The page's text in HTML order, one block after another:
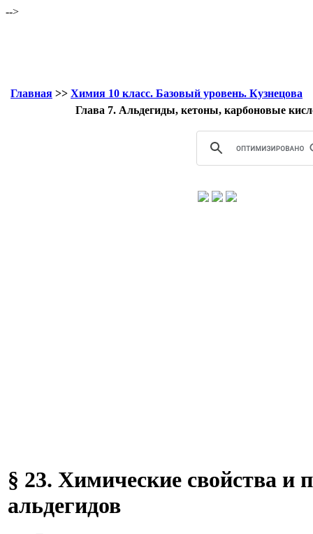
-->
Главная >> Химия 10 класс. Базовый уровень. Кузнецова
Глава 7. Альдегиды, кетоны, карбоновые
§ 23. Химические свойства и
альдегидов